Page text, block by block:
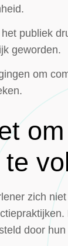
publiek
geworden.
om
zich
door